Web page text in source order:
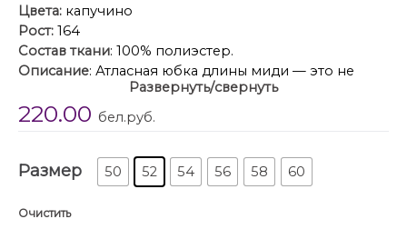
Цвета: капучино
Рост: 164
Состав ткани: 100% полиэстер.
Описание: Атласная юбка длины миди — это не
просто предмет гардероба, кроеная по косой, она
обнимает бёдра мягкой, обволакивающей волной,
вечернего платья, а деликатным, словно намёк.
Свет играет на её поверхности, в каждое движение
заломляется блик. Ткань дышит холодком — атлас
Развернуть/свернуть
220.00 бел.руб.
Размер 50 52 54 56 58 60
Очистить